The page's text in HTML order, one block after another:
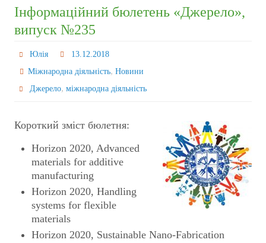
Інформаційний бюлетень «Джерело»,
випуск №235
Юлія
13.12.2018
Міжнародна діяльність,Новини
Джерело,міжнародна діяльність
Короткий зміст бюлетня:
Horizon 2020, Advanced
materials for additive
manufacturing
Horizon 2020, Handling
systems for flexible
materials
Horizon 2020, Sustainable Nano-Fabrication